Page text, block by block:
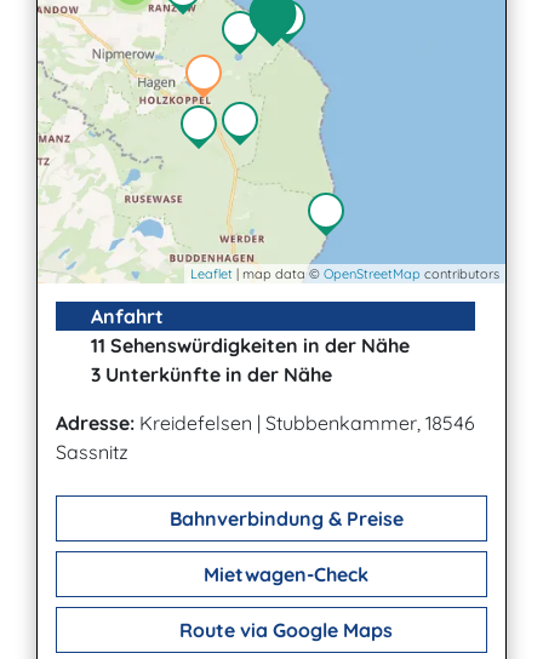
Leaflet | map data © OpenStreetMap contributors
Anfahrt
11 Sehenswürdigkeiten in der Nähe
3 Unterkünfte in der Nähe
Adresse: Kreidefelsen | Stubbenkammer, 18546
Sassnitz
Bahnverbindung & Preise
Mietwagen-Check
Route via Google Maps